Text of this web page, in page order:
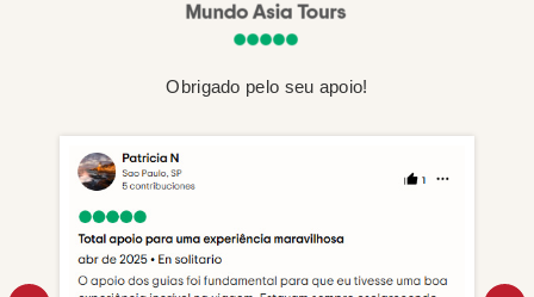
Obrigado pelo seu apoio!